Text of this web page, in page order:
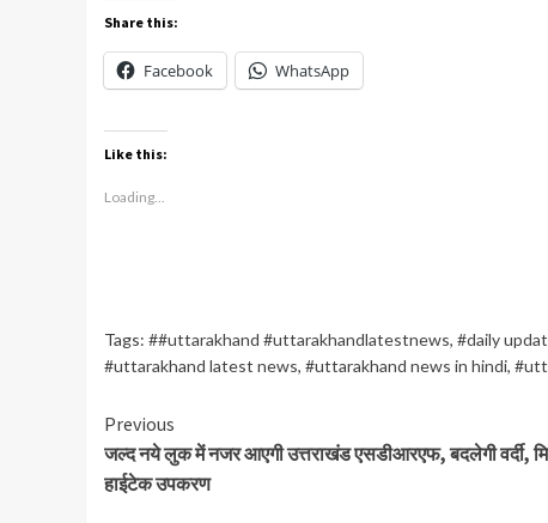
Share this:
Facebook WhatsApp
Like this:
Loading...
Tags: ##uttarakhand #uttarakhandlatestnews, #daily
#uttarakhand latest news, #uttarakhand news in hindi,
Continue
Reading
Previous
जल्द नये लुक में नजर आएगी उत्तराखंड एसडीआरएफ, बदलेगी वर्दी,
हाईटेक उपकरण